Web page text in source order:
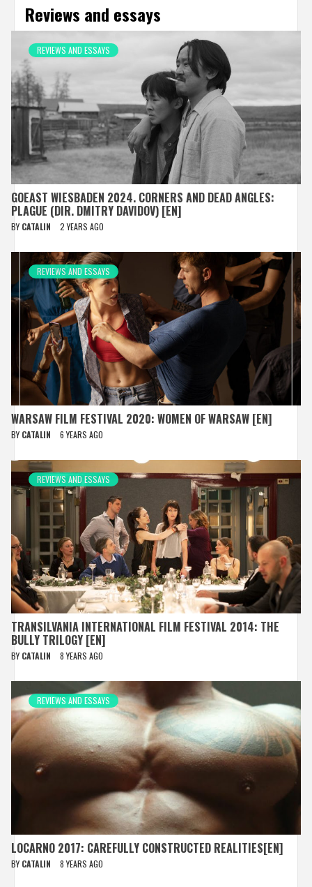
Reviews and essays
REVIEWS AND ESSAYS
GOEAST WIESBADEN 2024. CORNERS AND DEAD ANGLES:
PLAGUE (DIR. DMITRY DAVIDOV) [EN]
BY CATALIN 2 YEARS AGO
REVIEWS AND ESSAYS
WARSAW FILM FESTIVAL 2020: WOMEN OF WARSAW [EN]
BY CATALIN 6 YEARS AGO
REVIEWS AND ESSAYS
TRANSILVANIA INTERNATIONAL FILM FESTIVAL 2014: THE
BULLY TRILOGY [EN]
BY CATALIN 8 YEARS AGO
REVIEWS AND ESSAYS
LOCARNO 2017: CAREFULLY CONSTRUCTED REALITIES[EN]
BY CATALIN 8 YEARS AGO